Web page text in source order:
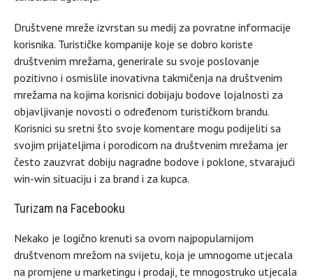
Društvene mreže izvrstan su medij za povratne informacije
korisnika. Turističke kompanije koje se dobro koriste
društvenim mrežama, generirale su svoje poslovanje
pozitivno i osmislile inovativna takmičenja na društvenim
mrežama na kojima korisnici dobijaju bodove lojalnosti za
objavljivanje novosti o određenom turističkom brandu.
Korisnici su sretni što svoje komentare mogu podijeliti sa
svojim prijateljima i porodicom na društvenim mrežama jer
često zauzvrat dobiju nagradne bodove i poklone, stvarajući
win-win situaciju i za brand i za kupca.
Turizam na Facebooku
Nekako je logično krenuti sa ovom najpopularnijom
društvenom mrežom na svijetu, koja je umnogome utjecala
na promjene u marketingu i prodaji, te mnogostruko utjecala